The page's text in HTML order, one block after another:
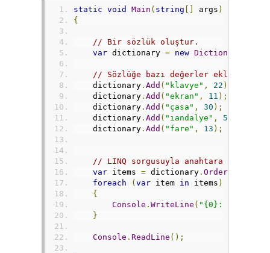
static void Main ( string [] args )
{
// Bir sözlük oluştur.
var dictionary = new Dictionary
// Sözlüğe bazı değerler ekle.
    dictionary
. Add ( "klavye" , 22 );
    dictionary
. Add ( "ekran" , 11 );
    dictionary
. Add ( "çasa" , 30 );
    dictionary
. Add ( "ıandalye" , 5
    dictionary
. Add ( "fare" , 13 );
// LINQ sorgusuyla anahtara göre
var items = dictionary . OrderBy
foreach
(var item in items )
{
Console . WriteLine ( "{0}: {1}"
}
Console . ReadLine ();